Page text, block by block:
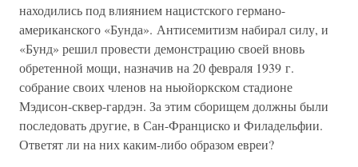
находились под влиянием нацистского германо-
американского «Бунда». Антисемитизм набирал силу, и
«Бунд» решил провести демонстрацию своей вновь
обретенной мощи, назначив на 20 февраля 1939 г.
собрание своих членов на ньюйоркском стадионе
Мэдисон-сквер-гардэн. За этим сборищем должны были
последовать другие, в Сан-Франциско и Филадельфии.
Ответят ли на них каким-либо образом евреи?